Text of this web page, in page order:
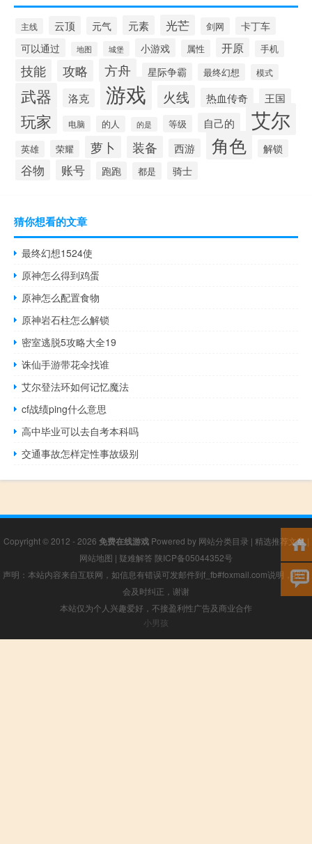
主线 云顶 元气 元素 光芒 剑网 卡丁车
可以通过 地图 城堡 小游戏 属性 开原 手机
技能 攻略 方舟 星际争霸 最终幻想 模式
武器 洛克 游戏 火线 热血传奇 王国
玩家 电脑 的人 的是 等级 自己的 艾尔
英雄 荣耀 萝卜 装备 西游 角色 解锁
谷物 账号 跑跑 都是 骑士
猜你想看的文章
最终幻想1524使
原神怎么得到鸡蛋
原神怎么配置食物
原神岩石柱怎么解锁
密室逃脱5攻略大全19
诛仙手游带花伞找谁
艾尔登法环如何记忆魔法
cf战绩ping什么意思
高中毕业可以去自考本科吗
交通事故怎样定性事故级别
Copyright © 2012 - 2026 免费在线游戏Powered by 网站分类目录 | 精选推荐文章|
网站地图 | 疑难解答 陕ICP备05044352号
声明：本站内容来自互联网，如信息有错误可发邮件到f_fb#foxmail.com说明，我们
会及时纠正，谢谢
本站仅为个人兴趣爱好，不接盈利性广告及商业合作
小男孩